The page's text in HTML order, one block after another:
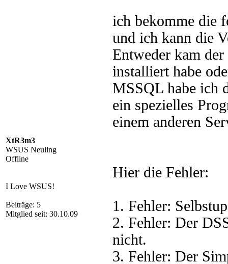
XtR3m3
WSUS Neuling
Offline
I Love WSUS!
Beiträge: 5
Mitglied seit: 30.10.09
ich bekomme die
und ich kann die
Entweder kam
installiert habe
MSSQL habe ich
ein spezielles
einem anderen
Hier die Fehler:
1. Fehler:
2. Fehler: Der
nicht.
3. Fehler: Der